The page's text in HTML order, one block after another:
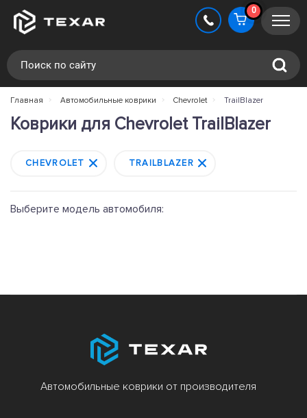
0
Главная Автомобильные коврики Chevrolet TrailBlazer
Коврики для Chevrolet TrailBlazer
CHEVROLET TRAILBLAZER
Автомобильные коврики от производителя